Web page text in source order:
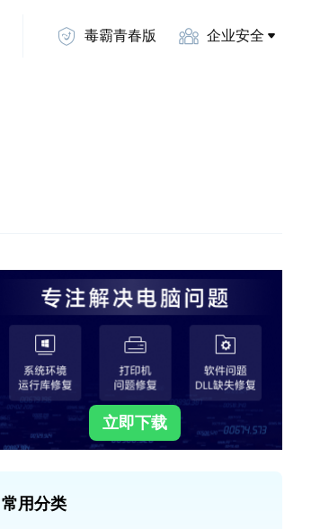
毒霸青春版 企业安全
立即下载
常用分类